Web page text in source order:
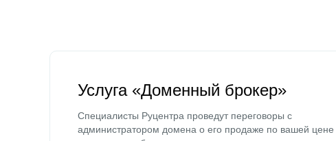
Услуга «Доменный брокер»
Специалисты Руцентра проведут переговоры с
администратором домена о его продаже по вашей цене